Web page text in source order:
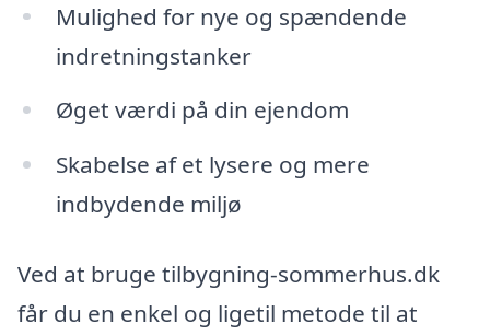
Mulighed for nye og spændende
indretningstanker
Øget værdi på din ejendom
Skabelse af et lysere og mere
indbydende miljø
Ved at bruge tilbygning-sommerhus.dk
får du en enkel og ligetil metode til at